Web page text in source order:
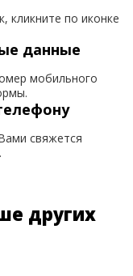
кликните по иконке
данные
мобильного
свяжется
других